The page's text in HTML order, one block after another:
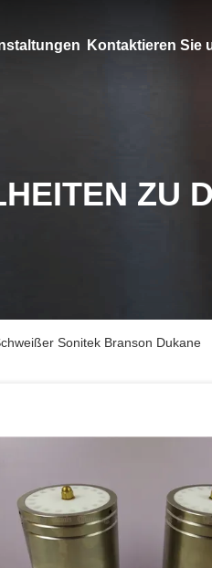
Kontaktieren Sie
ZU
Sonitek Branson Dukane